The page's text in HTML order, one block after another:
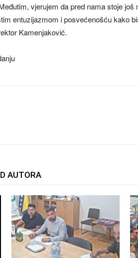
vjerujem da pred nama stoje
entuzijazmom i posvećenošću kako
Kamenjaković.
AUTORA